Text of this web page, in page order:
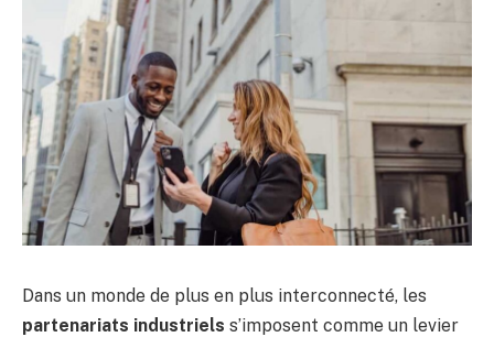
Dans un monde de plus en plus interconnecté, les
partenariats industriels s’imposent comme un levier